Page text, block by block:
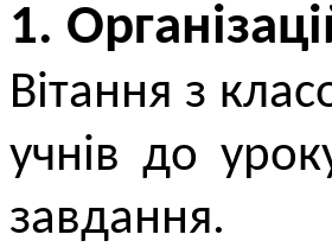
1.
Вітання з
учнів до
завдання.